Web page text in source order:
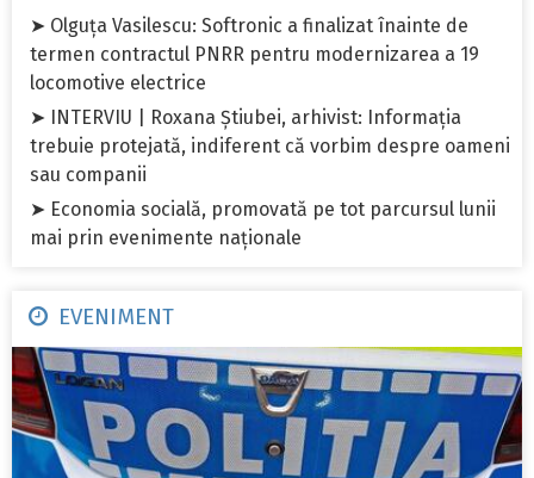
➤ Olguța Vasilescu: Softronic a finalizat înainte de
termen contractul PNRR pentru modernizarea a 19
locomotive electrice
➤ INTERVIU | Roxana Știubei, arhivist: Informația
trebuie protejată, indiferent că vorbim despre oameni
sau companii
➤ Economia socială, promovată pe tot parcursul lunii
mai prin evenimente naționale
EVENIMENT